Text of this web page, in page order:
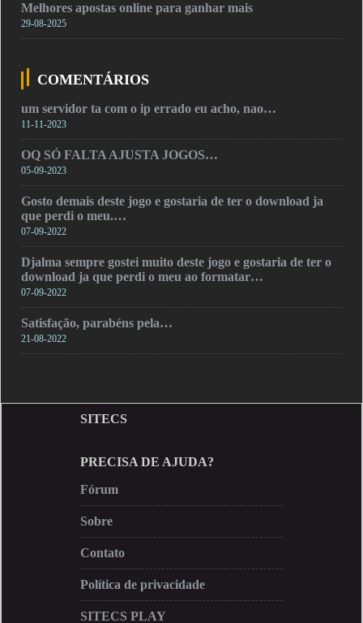
Melhores apostas online para ganhar mais
29-08-2025
COMENTÁRIOS
um servidor ta com o ip errado eu acho, nao…
11-11-2023
OQ SÓ FALTA AJUSTA JOGOS…
05-09-2023
Gosto demais deste jogo e gostaria de ter o download ja
que perdi o meu.…
07-09-2022
Djalma sempre gostei muito deste jogo e gostaria de ter o
download ja que perdi o meu ao formatar…
07-09-2022
Satisfação, parabéns pela…
21-08-2022
SITECS
PRECISA DE AJUDA?
Fórum
Sobre
Contato
Política de privacidade
SITECS PLAY